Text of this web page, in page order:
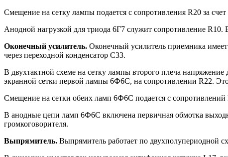
Смещение на сетку лампы подается с сопротивления R20 за
Анодной нагрузкой для триода 6Г7 служит сопротивление R10.
Оконечный усилитель. Оконечный усилитель приемника
через переходной конденсатор С33.
В двухтактной схеме на сетку лампы второго плеча
экранной сетки первой лампы 6Ф6С, на сопротивлении R22.
Смещение на сетки обеих ламп 6Ф6С подается с сопротивлений
В анодные цепи ламп 6Ф6С включена первичная обмотка
громкоговорителя.
Выпрямитель. Выпрямитель работает по двухполупериодной